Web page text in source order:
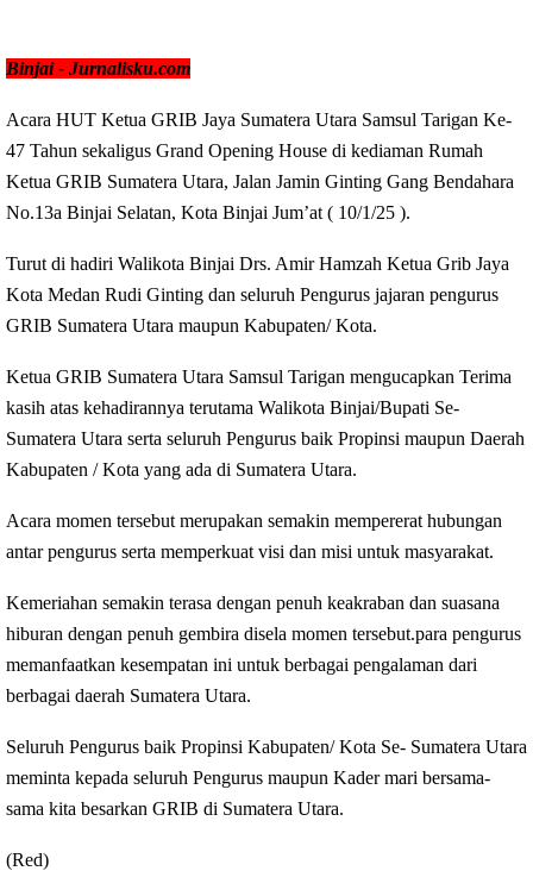
Binjai - Jurnalisku.com
Acara HUT Ketua GRIB Jaya Sumatera Utara Samsul Tarigan Ke-
47 Tahun sekaligus Grand Opening House di kediaman Rumah
Ketua GRIB Sumatera Utara, Jalan Jamin Ginting Gang Bendahara
No.13a Binjai Selatan, Kota Binjai Jum’at ( 10/1/25 ).
Turut di hadiri Walikota Binjai Drs. Amir Hamzah Ketua Grib Jaya
Kota Medan Rudi Ginting dan seluruh Pengurus jajaran pengurus
GRIB Sumatera Utara maupun Kabupaten/ Kota.
Ketua GRIB Sumatera Utara Samsul Tarigan mengucapkan Terima
kasih atas kehadirannya terutama Walikota Binjai/Bupati Se-
Sumatera Utara serta seluruh Pengurus baik Propinsi maupun Daerah
Kabupaten / Kota yang ada di Sumatera Utara.
Acara momen tersebut merupakan semakin mempererat hubungan
antar pengurus serta memperkuat visi dan misi untuk masyarakat.
Kemeriahan semakin terasa dengan penuh keakraban dan suasana
hiburan dengan penuh gembira disela momen tersebut.para pengurus
memanfaatkan kesempatan ini untuk berbagai pengalaman dari
berbagai daerah Sumatera Utara.
Seluruh Pengurus baik Propinsi Kabupaten/ Kota Se- Sumatera Utara
meminta kepada seluruh Pengurus maupun Kader mari bersama-
sama kita besarkan GRIB di Sumatera Utara.
(Red)